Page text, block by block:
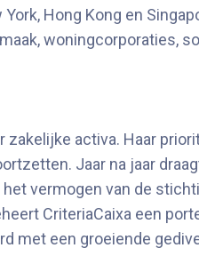
Hong Kong en
woningcorporaties,
zakelijke activa. Haar
Jaar na jaar
vermogen van de
CriteriaCaixa een
met een groeiende